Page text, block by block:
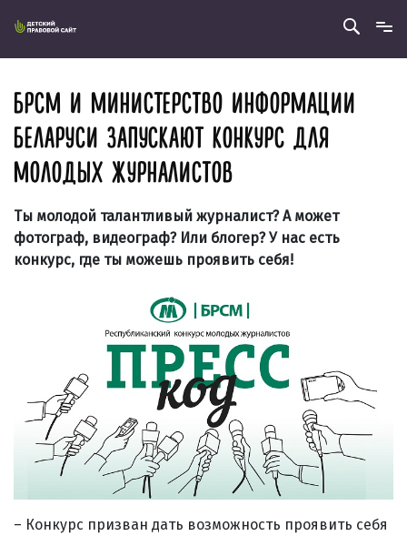
БРСМ И МИНИСТЕРСТВО ИНФОРМАЦИИ
БЕЛАРУСИ ЗАПУСКАЮТ КОНКУРС ДЛЯ
МОЛОДЫХ ЖУРНАЛИСТОВ
Ты молодой талантливый журналист? А может
фотограф, видеограф? Или блогер? У нас есть
конкурс, где ты можешь проявить себя!
– Конкурс призван дать возможность проявить себя